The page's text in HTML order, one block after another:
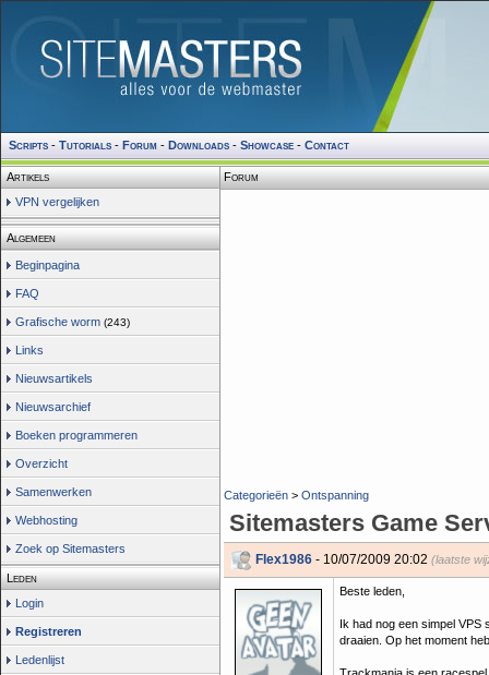
Scripts - Tutorials - Forum - Downloads - Showcase - Contact
Artikels
VPN vergelijken
Algemeen
Beginpagina
FAQ
Grafische worm (243)
Links
Nieuwsartikels
Nieuwsarchief
Boeken programmeren
Overzicht
Samenwerken
Webhosting
Zoek op Sitemasters
Leden
Login
Registreren
Ledenlijst
Forum
Categorieën > Ontspanning
Sitemasters Game
Flex1986 - 10/07/2009 20:02 (laatste
Beste leden,
Ik had nog een simpel
draaien. Op het moment